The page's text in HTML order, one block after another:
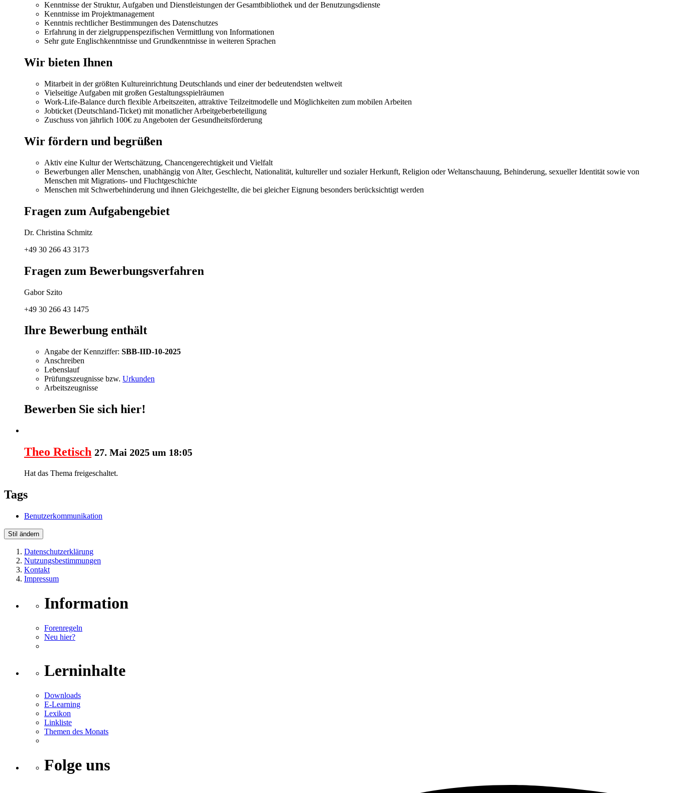
Kenntnisse der Struktur, Aufgaben und Dienstleistungen der Gesamtbibliothek und der Benutzungsdienste
Kenntnisse im Projektmanagement
Kenntnis rechtlicher Bestimmungen des Datenschutzes
Erfahrung in der zielgruppenspezifischen Vermittlung von Informationen
Sehr gute Englischkenntnisse und Grundkenntnisse in weiteren Sprachen
Wir bieten Ihnen
Mitarbeit in der größten Kultureinrichtung Deutschlands und einer der bedeutendsten weltweit
Vielseitige Aufgaben mit großen Gestaltungsspielräumen
Work-Life-Balance durch flexible Arbeitszeiten, attraktive Teilzeitmodelle und Möglichkeiten zum mobilen Arbeiten
Jobticket (Deutschland-Ticket) mit monatlicher Arbeitgeberbeteiligung
Zuschuss von jährlich 100€ zu Angeboten der Gesundheitsförderung
Wir fördern und begrüßen
Aktiv eine Kultur der Wertschätzung, Chancengerechtigkeit und Vielfalt
Bewerbungen aller Menschen, unabhängig von Alter, Geschlecht, Nationalität, kultureller und sozialer Herkunft, Religion oder Weltanschauung, Behinderung, sexueller Identität sowie von
Menschen mit Migrations- und Fluchtgeschichte
Menschen mit Schwerbehinderung und ihnen Gleichgestellte, die bei gleicher Eignung besonders berücksichtigt werden
Fragen zum Aufgabengebiet
Dr. Christina Schmitz
+49 30 266 43 3173
Fragen zum Bewerbungsverfahren
Gabor Szito
+49 30 266 43 1475
Ihre Bewerbung enthält
Angabe der Kennziffer: SBB-IID-10-2025
Anschreiben
Lebenslauf
Prüfungszeugnisse bzw. Urkunden
Arbeitszeugnisse
Bewerben Sie sich hier!
Theo Retisch 27. Mai 2025 um 18:05
Hat das Thema freigeschaltet.
Tags
Benutzerkommunikation
Stil ändern
Datenschutzerklärung
Nutzungsbestimmungen
Kontakt
Impressum
Information
Forenregeln
Neu hier?
Lerninhalte
Downloads
E-Learning
Lexikon
Linkliste
Themen des Monats
Folge uns